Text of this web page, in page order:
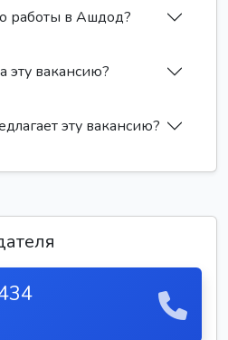
работы в Ашдод?
эту вакансию?
эту вакансию?